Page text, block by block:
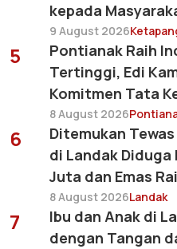
kepada
9 August 2026
5
Pontianak Raih
Tertinggi, Edi
Komitmen Tata
8 August 2026
6
Ditemukan
di Landak Diduga
Juta dan Emas
8 August 2026Landak
7
Ibu dan Anak di
dengan Tangan